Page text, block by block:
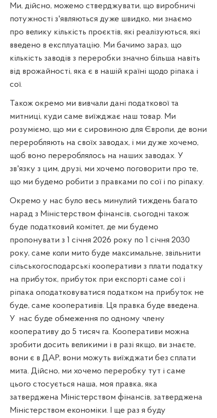
Ми, дійсно, можемо стверджувати, що виробничі
потужності з'являються дуже швидко, ми знаємо
про велику кількість проєктів, які реалізуються, які
введено в експлуатацію. Ми бачимо зараз, що
кількість заводів з переробки значно більша навіть
від врожайності, яка є в нашій країні щодо ріпака і
сої.
Також окремо ми вивчали дані податкової та
митниці, куди саме виїжджає наш товар. Ми
розуміємо, що ми є сировиною для Європи, де вони
переробляють на своїх заводах, і ми дуже хочемо,
щоб воно перероблялось на наших заводах. У
зв'язку з цим, друзі, ми хочемо поговорити про те,
що ми будемо робити з правками по сої і по ріпаку.
Окремо у нас було весь минулий тиждень багато
нарад з Міністерством фінансів, сьогодні також
буде податковий комітет, де ми будемо
пропонувати з 1 січня 2026 року по 1 січня 2030
року, саме коли мито буде максимальне, звільнити
сільськогосподарські кооперативи з плати податку
на прибуток, прибуток при експорті саме сої і
ріпака оподатковуватися податком на прибуток не
буде, саме кооперативів. Ця правка буде введена.
У нас буде обмеження по одному члену
кооперативу до 5 тисяч га. Кооперативи можна
зробити досить великими і в разі якщо, ви знаєте,
вони є в ДАР, вони можуть виїжджати без сплати
мита. Дійсно, ми хочемо переробку тут і саме
цього стосується наша, моя правка, яка
затверджена Міністерством фінансів, затверджена
Міністерством економіки. І ще раз я буду